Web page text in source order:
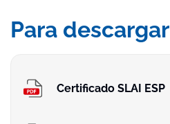
Para descargar
Certificado SLAI ESP